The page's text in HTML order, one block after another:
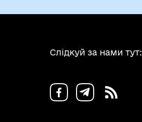
Слідкуй за нами тут: